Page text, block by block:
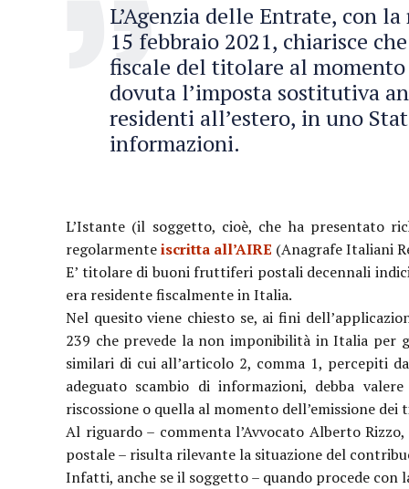
L’Agenzia delle Entrate, con
15 febbraio 2021, chiarisce
fiscale del titolare al
dovuta l’imposta sostitutiva
residenti all’estero, in uno
informazioni.
L’Istante (il soggetto, cioè, che ha presentato
regolarmenteiscritta all’AIRE (Anagrafe Italiani
E’ titolare di buoni fruttiferi postali decennali
era residente fiscalmente in Italia.
Nel quesito viene chiesto se, ai fini
239 che prevede la non imponibilità in Italia
similari di cui all’articolo 2, comma 1, percepiti
adeguato scambio di informazioni, debba
riscossione o quella al momento dell’emissione dei
Al riguardo – commenta l’Avvocato Alberto
postale – risulta rilevante la situazione del
Infatti, anche se il soggetto – quando procede con